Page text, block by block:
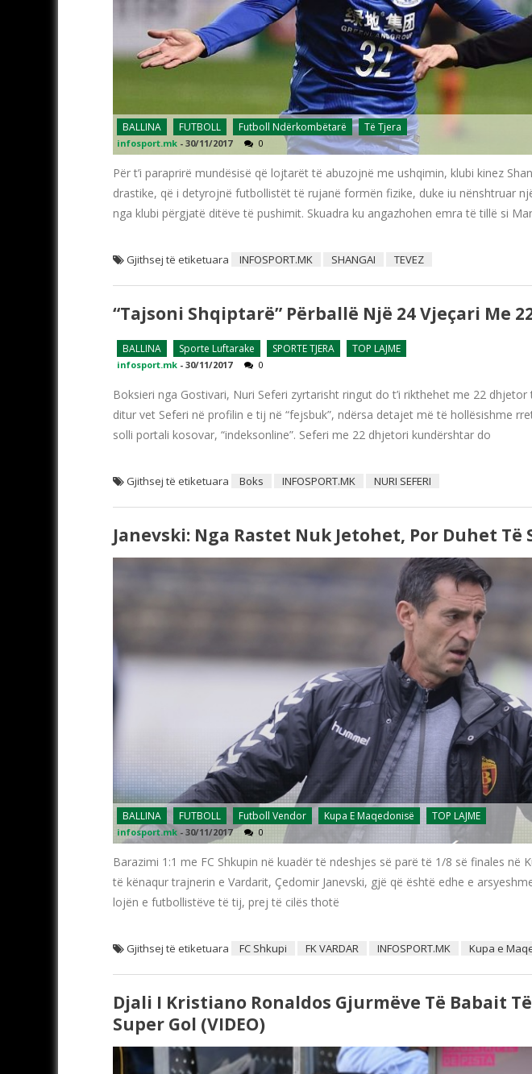
BALLINA FUTBOLL Futboll Ndërkombëtarë Të Tjera
infosport.mk - 30/11/2017 0
Për t’i paraprirë mundësisë që lojtarët të abuzojnë me ushqimin, klubi kinez
drastike, që i detyrojnë futbollistët të rujanë formën fizike, duke iu nënshtruar
nga klubi përgjatë ditëve të pushimit. Skuadra ku angazhohen emra të tillë si
Gjithsej të etiketuara INFOSPORT.MK SHANGAI TEVEZ
“Tajsoni Shqiptarë” Përballë Një 24 Vjeçari Me
BALLINA Sporte Luftarake SPORTE TJERA TOP LAJME
infosport.mk - 30/11/2017 0
Boksieri nga Gostivari, Nuri Seferi zyrtarisht ringut do t’i rikthehet me 22
ditur vet Seferi në profilin e tij në “fejsbuk”, ndërsa detajet më të hollësishme
solli portali kosovar, “indeksonline”. Seferi me 22 dhjetori kundërshtar do
Gjithsej të etiketuara Boks INFOSPORT.MK NURI SEFERI
Janevski: Nga Rastet Nuk Jetohet, Por Duhet Të
BALLINA FUTBOLL Futboll Vendor Kupa E Maqedonisë TOP LAJME
infosport.mk - 30/11/2017 0
Barazimi 1:1 me FC Shkupin në kuadër të ndeshjes së parë të 1/8 së finales në
të kënaqur trajnerin e Vardarit, Çedomir Janevski, gjë që është edhe e
lojën e futbollistëve të tij, prej të cilës thotë
Gjithsej të etiketuara FC Shkupi FK VARDAR INFOSPORT.MK Kupa e
Djali I Kristiano Ronaldos Gjurmëve Të Babait
Super Gol (VIDEO)